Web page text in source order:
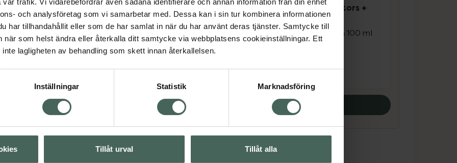
trafik. Vi vidarebefordrar även sådana identifierare och annan information från din enhet
och analysföretag som vi samarbetar med. Dessa kan i sin tur kombinera informationen
har tillhandahållit eller som de har samlat in när du har använt deras tjänster. Samtycke till
när som helst ändra eller återkalla ditt samtycke via webbplatsens cookieinställningar. Ett
lagligheten av behandling som skett innan återkallelsen.
Inställningar Statistik Marknadsföring
Tillåt urval Tillåt alla
Beta Glucan
Ansiktskräm med
gelformula 100 ml
217 kr
Moisturizing Factors +
PhytoCeramides
Vårdande fuktkräm 100 ml
275 kr
492 kr Köp båda
Vegansk hudvård
Visa